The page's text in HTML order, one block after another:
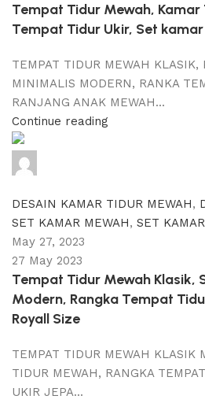
Tempat Tidur Mewah, Kamar
Tempat Tidur Ukir, Set
TEMPAT TIDUR MEWAH KLASIK,
MINIMALIS MODERN, RANKA
RANJANG ANAK MEWAH...
Continue reading
DESAIN KAMAR TIDUR MEWAH,
SET KAMAR MEWAH, SET
May 27, 2023
27 May 2023
Tempat Tidur Mewah Klasik,
Modern, Rangka Tempat
Royall Size
TEMPAT TIDUR MEWAH KLASIK
TIDUR MEWAH, RANGKA
UKIR JEPA...